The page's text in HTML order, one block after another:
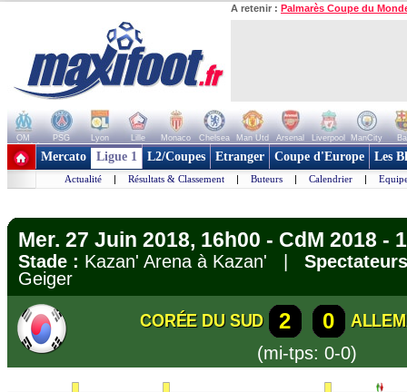
A retenir : Palmarès Coupe du
OM PSG Lyon Lille Monaco Chelsea Man Utd Arsenal Liverpool ManCity
+ de clubs
Mercato Ligue 1 L2/Coupes Etranger Coupe d'Europe Les
Actualité | Résultats & Classement | Buteurs | Calendrier |
Mer. 27 Juin 2018, 16h00 - CdM 2018 -
Stade : Kazan' Arena à Kazan' |
Geiger
CORÉE DU SUD 2 0
(mi-tps: 0-0)